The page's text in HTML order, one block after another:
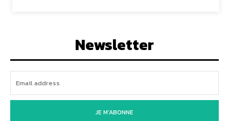
Newsletter
JE M'ABONNE